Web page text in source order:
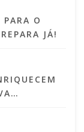
O
JÁ!